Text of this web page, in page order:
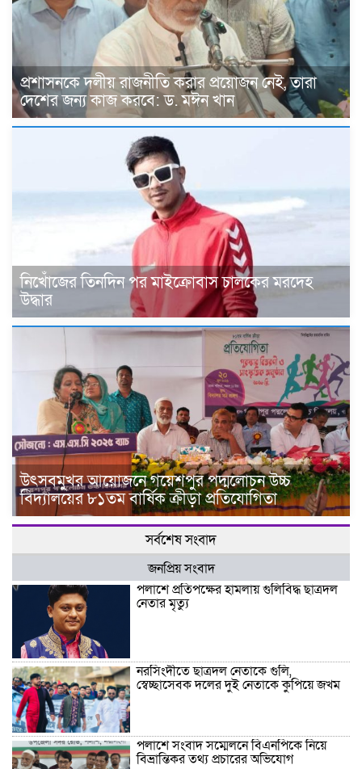
প্রশাসনকে দলীয় রাজনীতি করার প্রয়োজন নেই, তারা
দেশের জন্য কাজ করবে: ড. মঈন খান
নিখোঁজের তিনদিন পর মাইক্রোবাস চালকের মরদেহ
উদ্ধার
উৎসবমুখর আয়োজনে গয়েশপুর পদ্মলোচন উচ্চ
বিদ্যালয়ের ৮১তম বার্ষিক ক্রীড়া প্রতিযোগিতা
সর্বশেষ সংবাদ
জনপ্রিয় সংবাদ
পলাশে প্রতিপক্ষের হামলায় গুলিবিদ্ধ ছাত্রদল
নেতার মৃত্যু
নরসিংদীতে ছাত্রদল নেতাকে গুলি,
স্বেচ্ছাসেবক দলের দুই নেতাকে কুপিয়ে জখম
পলাশে সংবাদ সম্মেলনে বিএনপিকে নিয়ে
বিভ্রান্তিকর তথ্য প্রচারের অভিযোগ